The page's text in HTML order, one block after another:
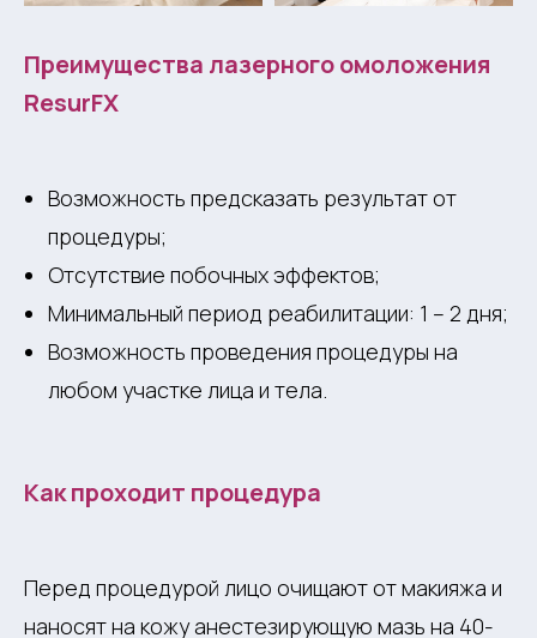
Преимущества лазерного омоложения
ResurFX
Возможность предсказать результат от
процедуры;
Отсутствие побочных эффектов;
Минимальный период реабилитации: 1 – 2 дня;
Возможность проведения процедуры на
любом участке лица и тела.
Как проходит процедура
Перед процедурой лицо очищают от макияжа и
наносят на кожу анестезирующую мазь на 40-